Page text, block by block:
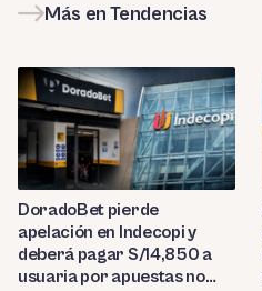
Más en Tendencias
DoradoBet pierde
apelación en Indecopi y
deberá pagar S/14,850 a
usuaria por apuestas no